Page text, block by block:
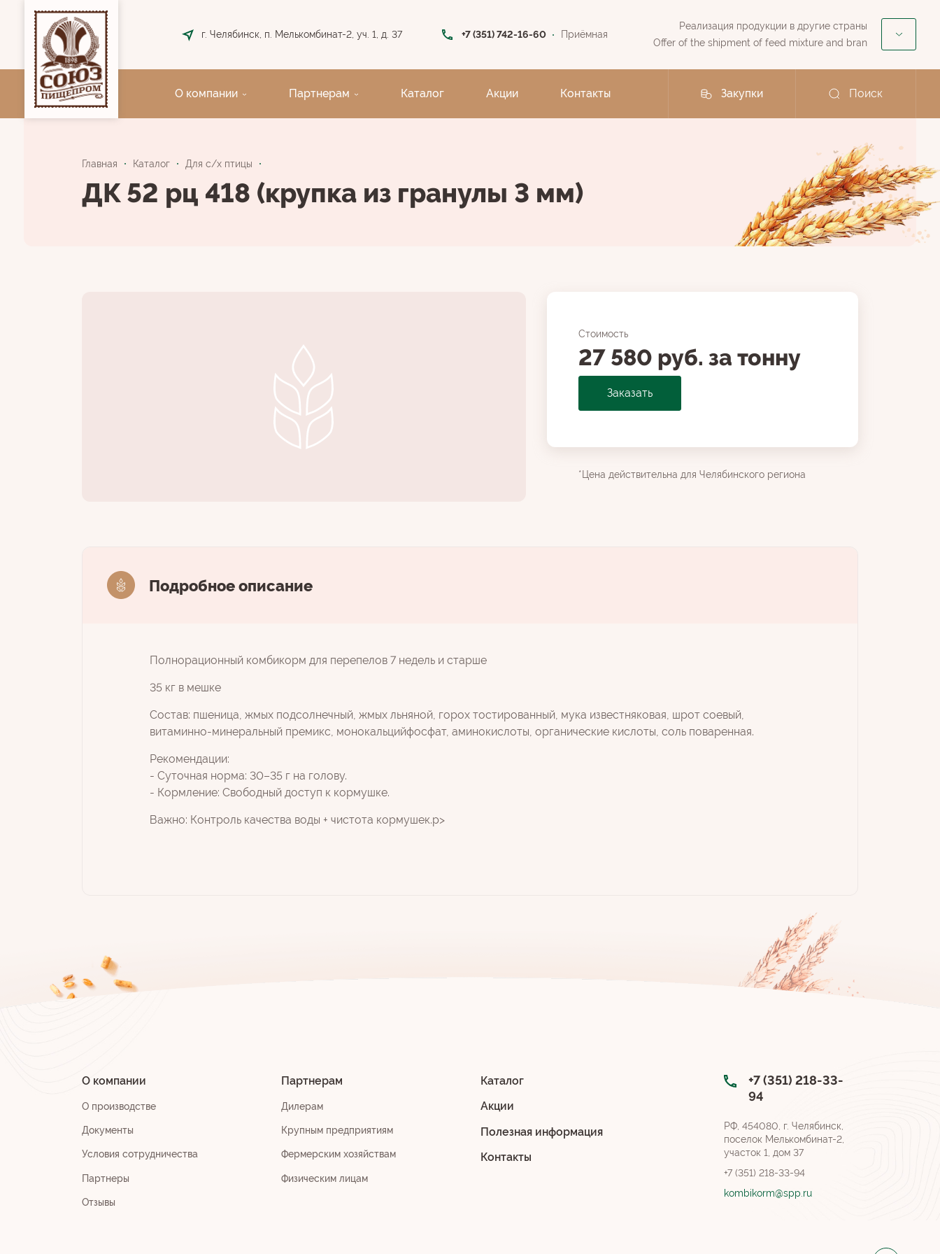
г. Челябинск, п. Мелькомбинат-2, уч. 1, д. 37 +7 (351) 742-16-60 Приёмная
Реализация продукции в другие страны
Offer of the shipment of feed mixture and bran
О компании Партнерам Каталог Акции Контакты Закупки Поиск
Главная Каталог Для с/х птицы
ДК 52 рц 418 (крупка из гранулы 3 мм)
Стоимость
27 580 руб. за тонну
Заказать
*Цена действительна для Челябинского региона
Подробное описание
Полнорационный комбикорм для перепелов 7 недель и старше
35 кг в мешке
Состав: пшеница, жмых подсолнечный, жмых льняной, горох тостированный, мука известняковая, шрот соевый,
витаминно-минеральный премикс, монокальцийфосфат, аминокислоты, органические кислоты, соль поваренная.
Рекомендации:
- Суточная норма: 30–35 г на голову.
- Кормление: Свободный доступ к кормушке.
Важно: Контроль качества воды + чистота кормушек.p>
О компании
О производстве
Документы
Условия сотрудничества
Партнеры
Отзывы
Партнерам
Дилерам
Крупным предприятиям
Фермерским хозяйствам
Физическим лицам
Каталог
Акции
Полезная информация
Контакты
+7 (351) 218-33-
94
РФ, 454080, г. Челябинск,
поселок Мелькомбинат-2,
участок 1, дом 37
+7 (351) 218-33-94
kombikorm@spp.ru